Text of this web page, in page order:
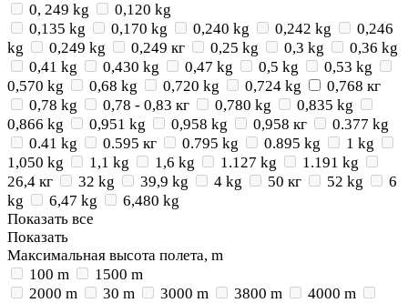
0, 249 kg
0,120 kg
0,135 kg
0,170 kg 0,240 kg 0,242 kg
0,246
kg
0,249 kg 0,249 кг 0,25 kg 0,3 kg
0,36 kg
0,41 kg
0,430 kg 0,47 kg 0,5 kg
0,53 kg
0,570 kg
0,68 kg 0,720 kg 0,724 kg
0,768 кг
0,78 kg
0,78 - 0,83 кг 0,780 kg
0,835 kg
0,866 kg
0,951 kg 0,958 kg 0,958 кг
0.377 kg
0.41 kg
0.595 кг 0.795 kg 0.895 kg
1 kg
1,050 kg
1,1 kg 1,6 kg 1.127 kg
1.191 kg
26,4 кг
32 kg 39,9 kg 4 kg 50 кг 52 kg
6
kg
6,47 kg
6,480 kg
Показать все
Показать
Максимальная высота полета, m
100 m
1500 m
2000 m
30 m 3000 m 3800 m
4000 m